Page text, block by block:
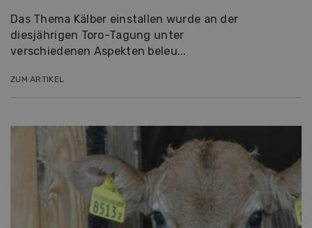
Das Thema Kälber einstallen wurde an der
diesjährigen Toro-Tagung unter
verschiedenen Aspekten beleu...
ZUM ARTIKEL